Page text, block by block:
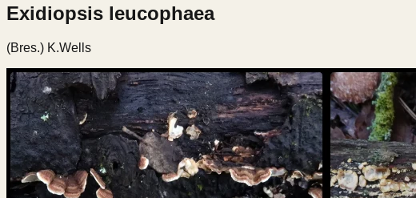
Exidiopsis leucophaea
(Bres.) K.Wells